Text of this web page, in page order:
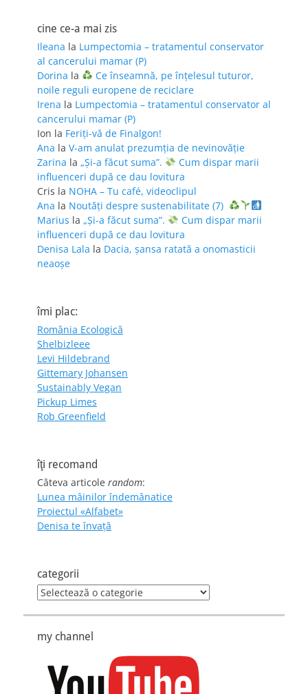
cine ce-a mai zis
Ileana la Lumpectomia – tratamentul conservator
al cancerului mamar (P)
Dorina la
Ce înseamnă, pe înțelesul tuturor,
noile reguli europene de reciclare
Irena la Lumpectomia – tratamentul conservator al
cancerului mamar (P)
Ion la Feriţi-vă de Finalgon!
Ana la V-am anulat prezumția de nevinovăție
Zarina la „Și-a făcut suma”.
Cum dispar marii
influenceri după ce dau lovitura
Cris la NOHA – Tu café, videoclipul
Ana la Noutăți despre sustenabilitate (7)
Marius la „Și-a făcut suma”.
Cum dispar marii
influenceri după ce dau lovitura
Denisa Lala la Dacia, șansa ratată a onomasticii
neaoșe
îmi plac:
România Ecologică
Shelbizleee
Levi Hildebrand
Gittemary Johansen
Sustainably Vegan
Pickup Limes
Rob Greenfield
îţi recomand
Câteva articole random:
Lunea mâinilor îndemânatice
Proiectul «Alfabet»
Denisa te învaţă
categorii
categorii
my channel